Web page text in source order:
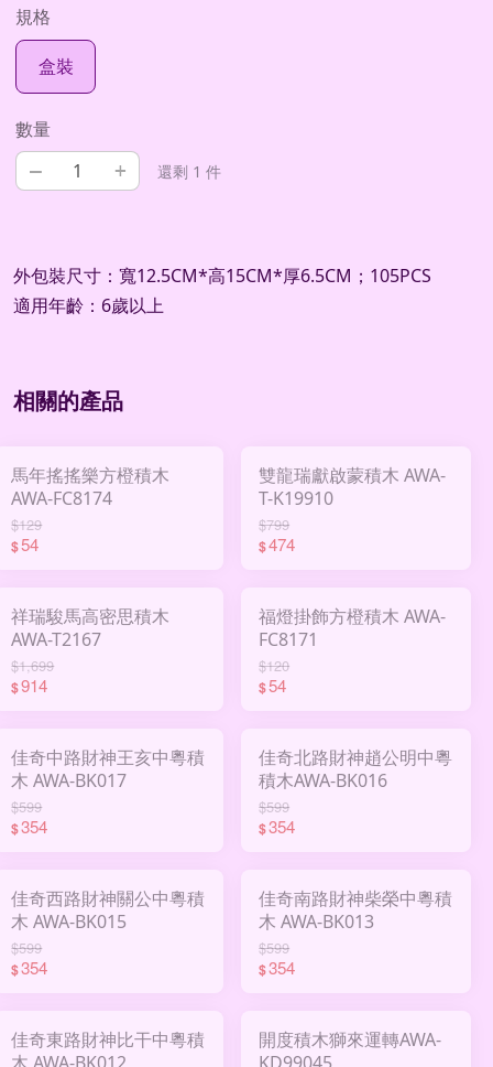
規格
盒裝
數量
– + 還剩 1 件
外包裝尺寸：寬12.5CM*高15CM*厚6.5CM；105PCS
適用年齡：6歲以上
相關的產品
馬年搖搖樂方橙積木
AWA-FC8174
$129
$54
雙龍瑞獻啟蒙積木 AWA-
T-K19910
$799
$474
祥瑞駿馬高密思積木
AWA-T2167
$1,699
$914
福燈掛飾方橙積木 AWA-
FC8171
$120
$54
佳奇中路財神王亥中粵積
木 AWA-BK017
$599
$354
佳奇北路財神趙公明中粵
積木AWA-BK016
$599
$354
佳奇西路財神關公中粵積
木 AWA-BK015
$599
$354
佳奇南路財神柴榮中粵積
木 AWA-BK013
$599
$354
佳奇東路財神比干中粵積
開度積木獅來運轉AWA-